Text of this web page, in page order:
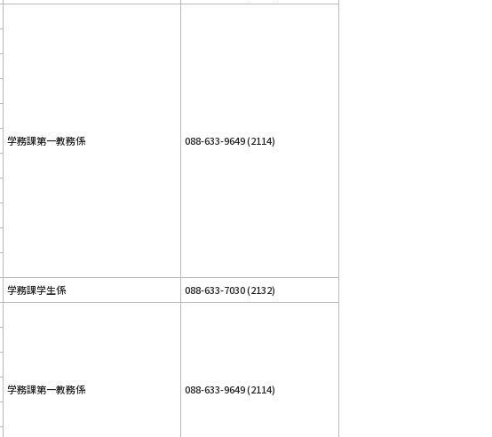
学務課第一教務係 088-633-9649 (2114)
学務課学生係 088-633-7030 (2132)
学務課第一教務係 088-633-9649 (2114)